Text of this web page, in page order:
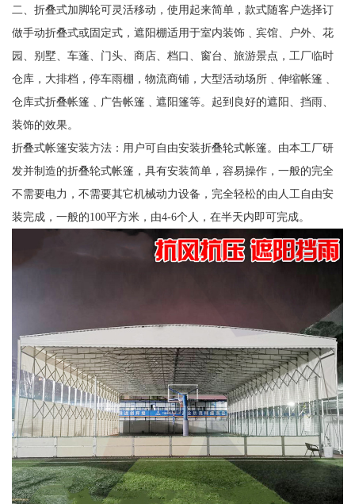
二、折叠式加脚轮可灵活移动，使用起来简单，款式随客户选择订
做手动折叠式或固定式，遮阳棚适用于室内装饰﹑宾馆、户外、花
园、别墅、车蓬、门头、商店、档口、窗台、旅游景点，工厂临时
仓库，大排档，停车雨棚，物流商铺，大型活动场所﹑伸缩帐篷﹑
仓库式折叠帐篷﹑广告帐篷﹑遮阳篷等。起到良好的遮阳、挡雨、
装饰的效果。
折叠式帐篷安装方法：用户可自由安装折叠轮式帐篷。由本工厂研
发并制造的折叠轮式帐篷，具有安装简单，容易操作，一般的完全
不需要电力，不需要其它机械动力设备，完全轻松的由人工自由安
装完成，一般的100平方米，由4-6个人，在半天内即可完成。